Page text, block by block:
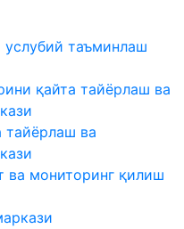
таъминлаш
қайта тайёрлаш ва
тайёрлаш ва
ва мониторинг қилиш